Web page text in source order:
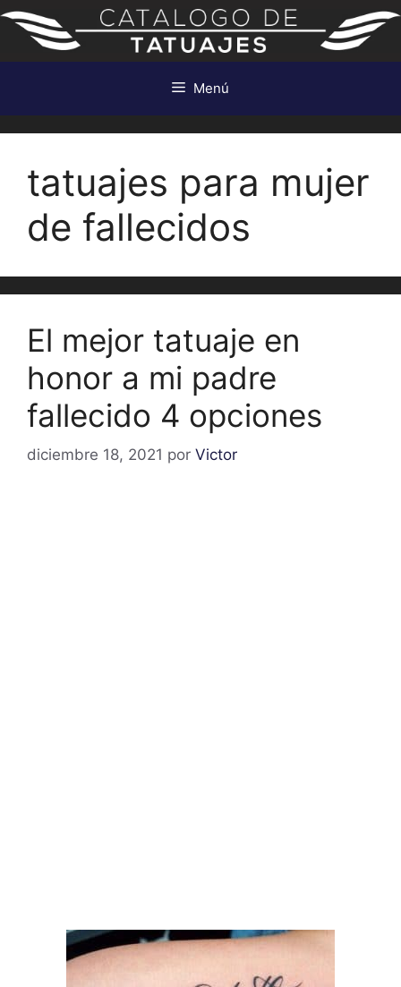
Saltar
contenido
Menú
tatuajes para mujer
de fallecidos
El mejor tatuaje en
honor a mi padre
fallecido 4 opciones
diciembre 18, 2021 por Victor